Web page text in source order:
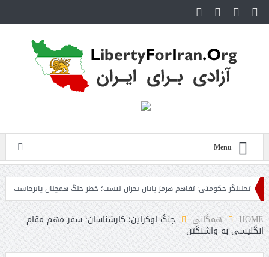
Menu
تحلیلگر حکومتی: تفاهم هرمز پایان بحران نیست؛ خطر جنگ همچنان پابرجاست
HOME همگانی جنگ اوکراین؛ کارشناسان: سفر مهم مقام
انگلیسی به واشنگتن